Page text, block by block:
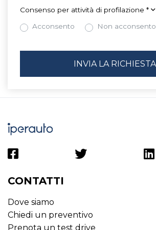
Consenso per attività di profilazione *
Acconsento
Non acconsento
CONTATTI
Dove siamo
Chiedi un preventivo
Prenota un test drive